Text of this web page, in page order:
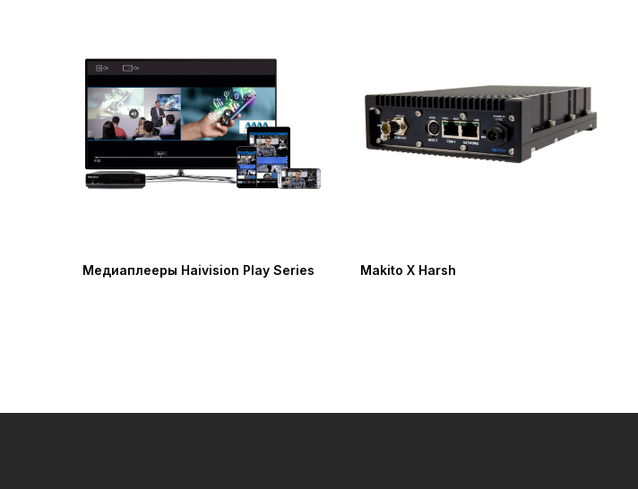
Медиаплееры Haivision Play Series Makito X Harsh